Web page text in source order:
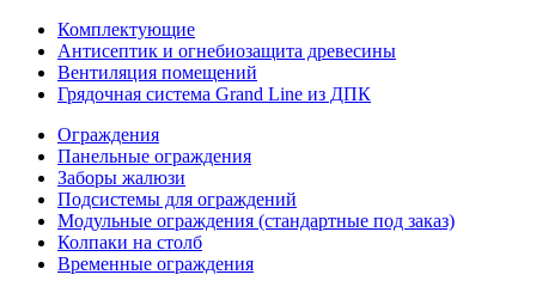
Комплектующие
Антисептик и огнебиозащита древесины
Вентиляция помещений
Грядочная система Grand Line из ДПК
Ограждения
Панельные ограждения
Заборы жалюзи
Подсистемы для ограждений
Модульные ограждения (стандартные под заказ)
Колпаки на столб
Временные ограждения